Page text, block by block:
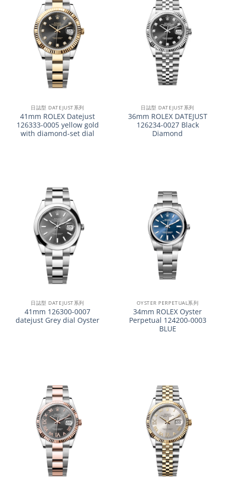
日誌型 DATEJUST系列
41mm ROLEX Datejust
126333-0005 yellow gold
with diamond-set dial
日誌型 DATEJUST系列
36mm ROLEX DATEJUST
126234-0027 Black
Diamond
日誌型 DATEJUST系列
41mm 126300-0007
datejust Grey dial Oyster
OYSTER PERPETUAL系列
34mm ROLEX Oyster
Perpetual 124200-0003
BLUE